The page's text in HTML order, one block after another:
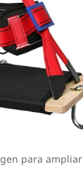
para ampliar